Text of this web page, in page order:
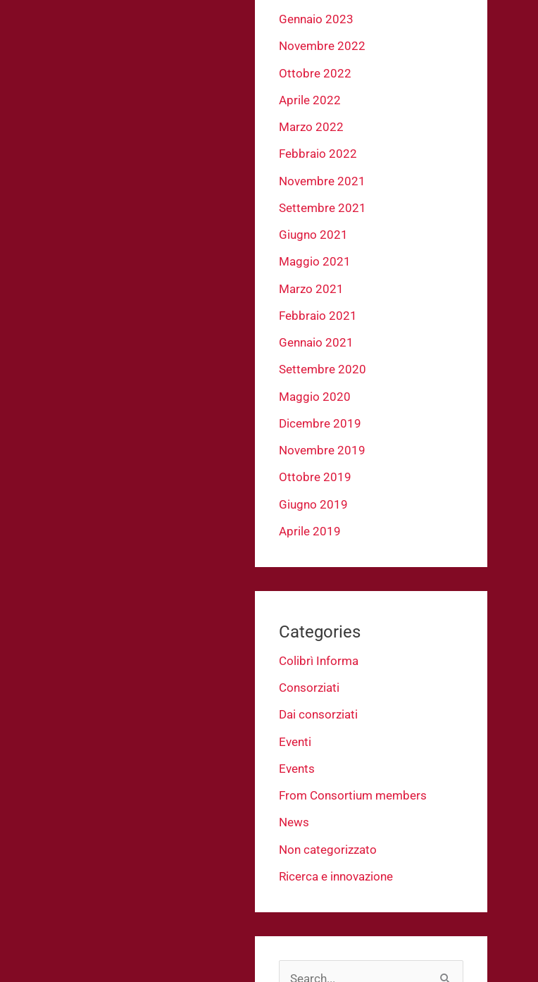
Gennaio 2023
Novembre 2022
Ottobre 2022
Aprile 2022
Marzo 2022
Febbraio 2022
Novembre 2021
Settembre 2021
Giugno 2021
Maggio 2021
Marzo 2021
Febbraio 2021
Gennaio 2021
Settembre 2020
Maggio 2020
Dicembre 2019
Novembre 2019
Ottobre 2019
Giugno 2019
Aprile 2019
Categories
Colibrì Informa
Consorziati
Dai consorziati
Eventi
Events
From Consortium members
News
Non categorizzato
Ricerca e innovazione